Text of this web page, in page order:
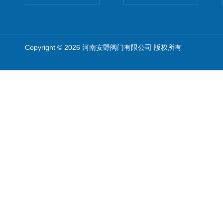
Copyright © 2026 河南安野阀门有限公司 版权所有